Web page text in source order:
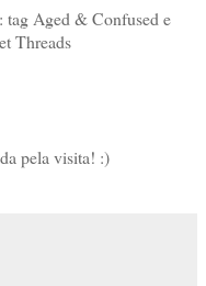
tag Aged & Confused e
Threads
pela visita! :)